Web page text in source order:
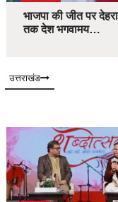
भाजपा की जीत पर
तक देश भगवामय…
उत्तराखंड